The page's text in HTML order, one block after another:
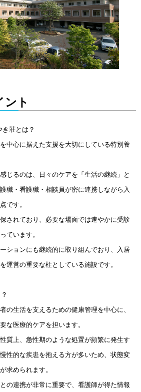
ント
荘とは？
中心に据えた支援を大切にしている特別養
じるのは、日々のケアを「生活の継続」と
職・看護職・相談員が密に連携しながら入
です。
されており、必要な場面では速やかに受診
ています。
ションにも継続的に取り組んでおり、入居
運営の重要な柱としている施設です。
の生活を支えるための健康管理を中心に、
な医療的ケアを担います。
質上、急性期のような処置が頻繁に発生す
性的な疾患を抱える方が多いため、状態変
求められます。
の連携が非常に重要で、看護師が得た情報